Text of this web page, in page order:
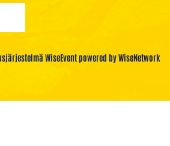
WiseEventpowered byWiseNetwork